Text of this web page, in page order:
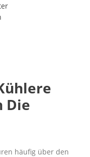
Die
häufig über den